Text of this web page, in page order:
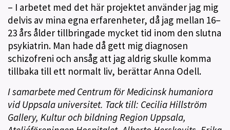
– I arbetet med det här projektet använder jag mig
delvis av mina egna erfarenheter, då jag mellan 16–
23 års ålder tillbringade mycket tid inom den slutna
psykiatrin. Man hade då gett mig diagnosen
schizofreni och ansåg att jag aldrig skulle komma
tillbaka till ett normalt liv, berättar Anna Odell.
I samarbete med Centrum för Medicinsk humaniora
vid Uppsala universitet. Tack till: Cecilia Hillström
Gallery, Kultur och bildning Region Uppsala,